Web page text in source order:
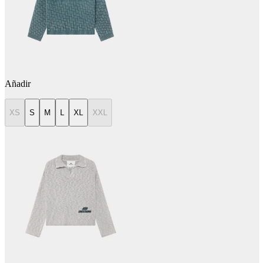
Añadir
XS S M L XL XXL